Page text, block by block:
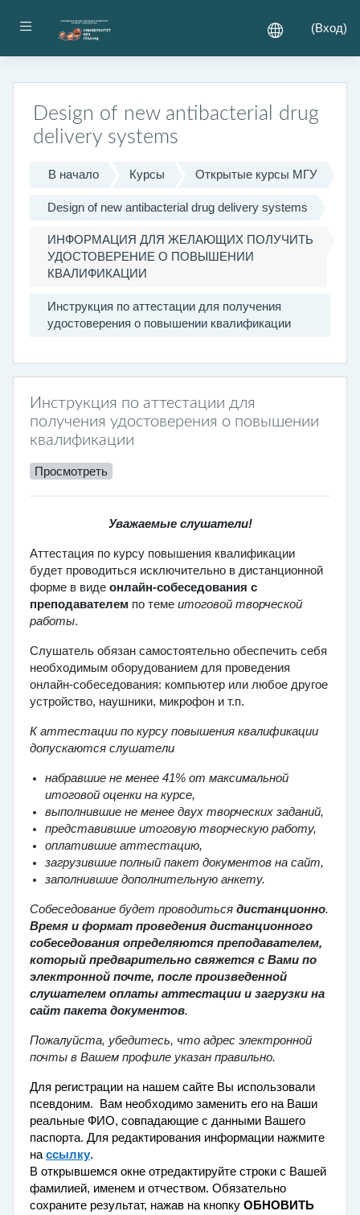
Боковая панель (Вход)
Design of new antibacterial drug
delivery systems
В начало Курсы Открытые курсы МГУ
Design of new antibacterial drug delivery systems
ИНФОРМАЦИЯ ДЛЯ ЖЕЛАЮЩИХ ПОЛУЧИТЬ
УДОСТОВЕРЕНИЕ О ПОВЫШЕНИИ
КВАЛИФИКАЦИИ
Инструкция по аттестации для получения
удостоверения о повышении квалификации
Инструкция по аттестации для
получения удостоверения о повышении
квалификации
Просмотреть
Уважаемые слушатели!
Аттестация по курсу повышения квалификации
будет проводиться исключительно в дистанционной
форме в виде онлайн-собеседования с
преподавателем по теме итоговой творческой
работы.
Слушатель обязан самостоятельно обеспечить себя
необходимым оборудованием для проведения
онлайн-собеседования: компьютер или любое другое
устройство, наушники, микрофон и т.п.
К аттестации по курсу повышения квалификации
допускаются слушатели
набравшие не менее 41% от максимальной
итоговой оценки на курсе,
выполнившие не менее двух творческих заданий,
представившие итоговую творческую работу,
оплатившие аттестацию,
загрузившие полный пакет документов на сайт,
заполнившие дополнительную анкету.
Собеседование будет проводиться дистанционно.
Время и формат проведения дистанционного
собеседования определяются преподавателем,
который предварительно свяжется с Вами по
электронной почте, после произведенной
слушателем оплаты аттестации и загрузки на
сайт пакета документов.
Пожалуйста, убедитесь, что адрес электронной
почты в Вашем профиле указан правильно.
Для регистрации на нашем сайте Вы использовали
псевдоним. Вам необходимо заменить его на Ваши
реальные ФИО, совпадающие с данными Вашего
паспорта. Для редактирования информации нажмите
на ссылку.
В открывшемся окне отредактируйте строки с Вашей
фамилией, именем и отчеством. Обязательно
сохраните результат, нажав на кнопку ОБНОВИТЬ